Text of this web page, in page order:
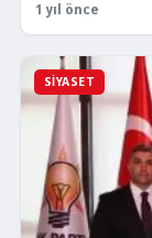
1 yıl önce
SIYASET